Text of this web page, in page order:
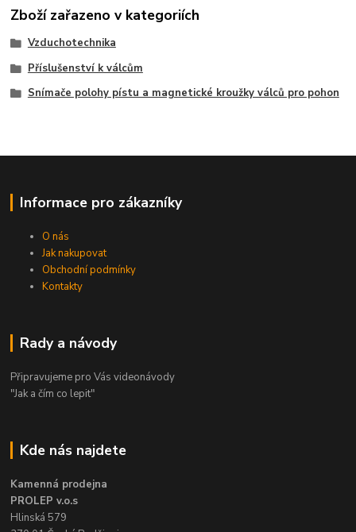
Zboží zařazeno v kategoriích
Vzduchotechnika
Příslušenství k válcům
Snímače polohy pístu a magnetické kroužky válců pro pohon
Informace pro zákazníky
O nás
Jak nakupovat
Obchodní podmínky
Kontakty
Rady a návody
Připravujeme pro Vás videonávody
"Jak a čím co lepit"
Kde nás najdete
Kamenná prodejna
PROLEP v.o.s
Hlinská 579